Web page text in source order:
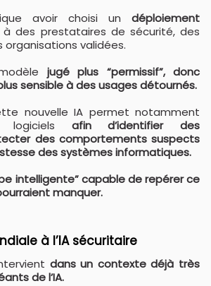
avoir choisi un déploiement
à des prestataires de sécurité, des
validées.
jugé plus “permissif”, donc
sensible à des usages détournés.
nouvelle IA permet notamment
logiciels afin d’identifier des
des comportements suspects
des systèmes informatiques.
intelligente” capable de repérer ce
manquer.
à l’IA sécuritaire
dans un contexte déjà très
de l’IA.